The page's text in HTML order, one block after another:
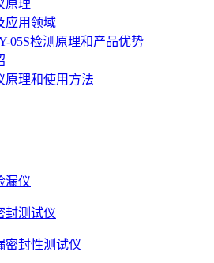
原理
应用领域
05S检测原理和产品优势
原理和使用方法
漏仪
封测试仪
密封性测试仪